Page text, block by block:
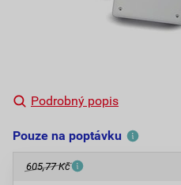
Podrobný popis
Pouze na poptávku
605,77 Kč